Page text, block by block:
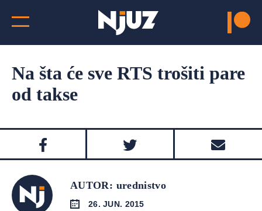
Na šta će sve RTS trošiti pare
od takse
AUTOR: urednistvo
26. JUN. 2015